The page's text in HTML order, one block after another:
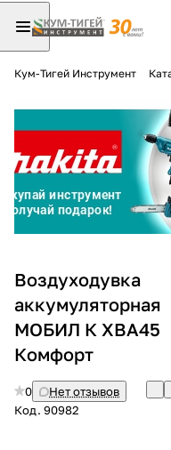
Кум-Тигей Инструмент
Воздуходувка
аккумуляторная
МОБИЛ К ХВА45
Комфорт
0
Нет отзывов
Код. 90982
Разбейте
оплатуна
без
График платежей
Сегодня